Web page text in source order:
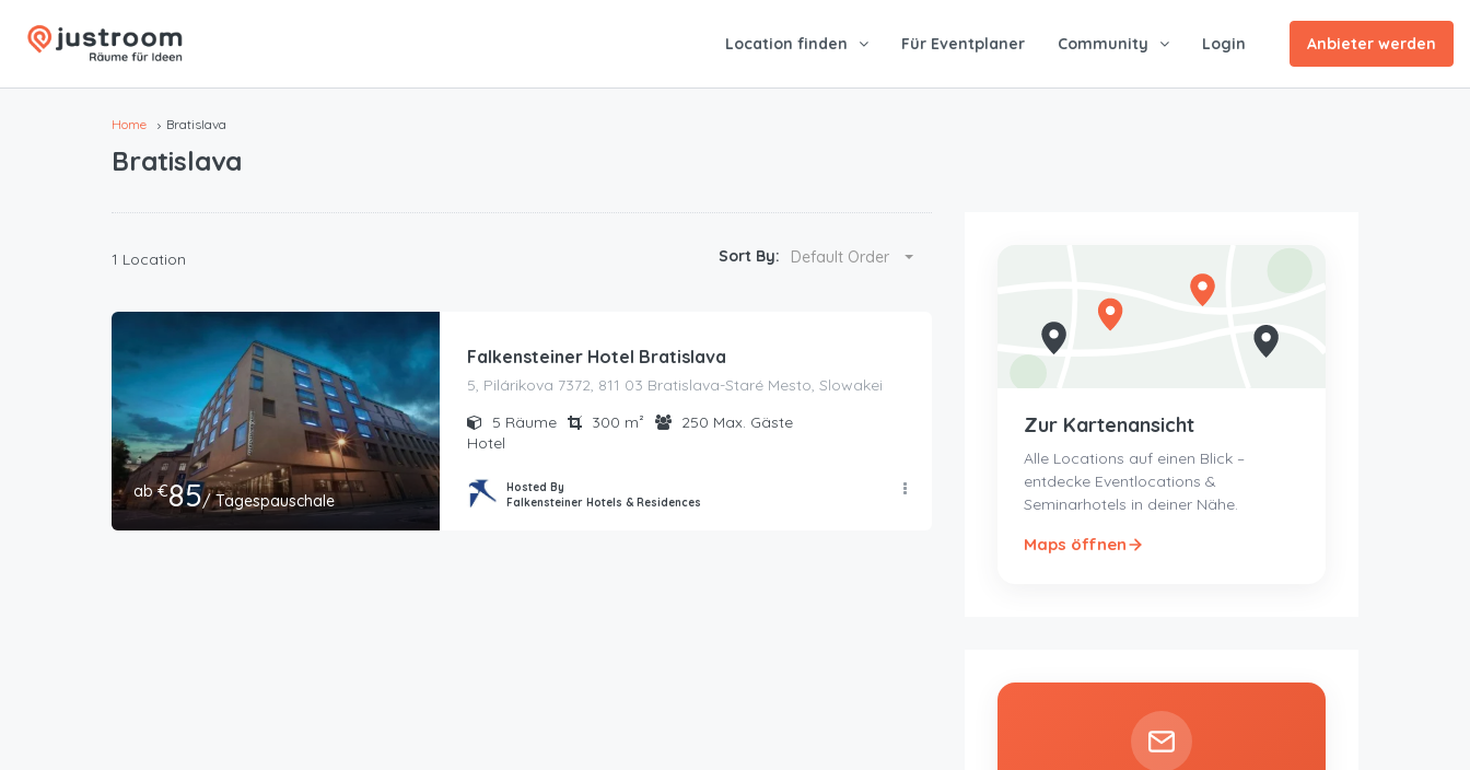
Location finden Für Eventplaner Community Login Anbieter werden
Home Bratislava
Bratislava
1 Location Sort By: Default Order
ab €85/ Tagespauschale
Falkensteiner Hotel Bratislava
5, Pilárikova 7372, 811 03 Bratislava-Staré Mesto, Slowakei
5 Räume 300 m² 250 Max. Gäste
Hotel
Hosted By
Falkensteiner Hotels & Residences
Zur Kartenansicht
Alle Locations auf einen Blick –
entdecke Eventlocations &
Seminarhotels in deiner Nähe.
Maps öffnen